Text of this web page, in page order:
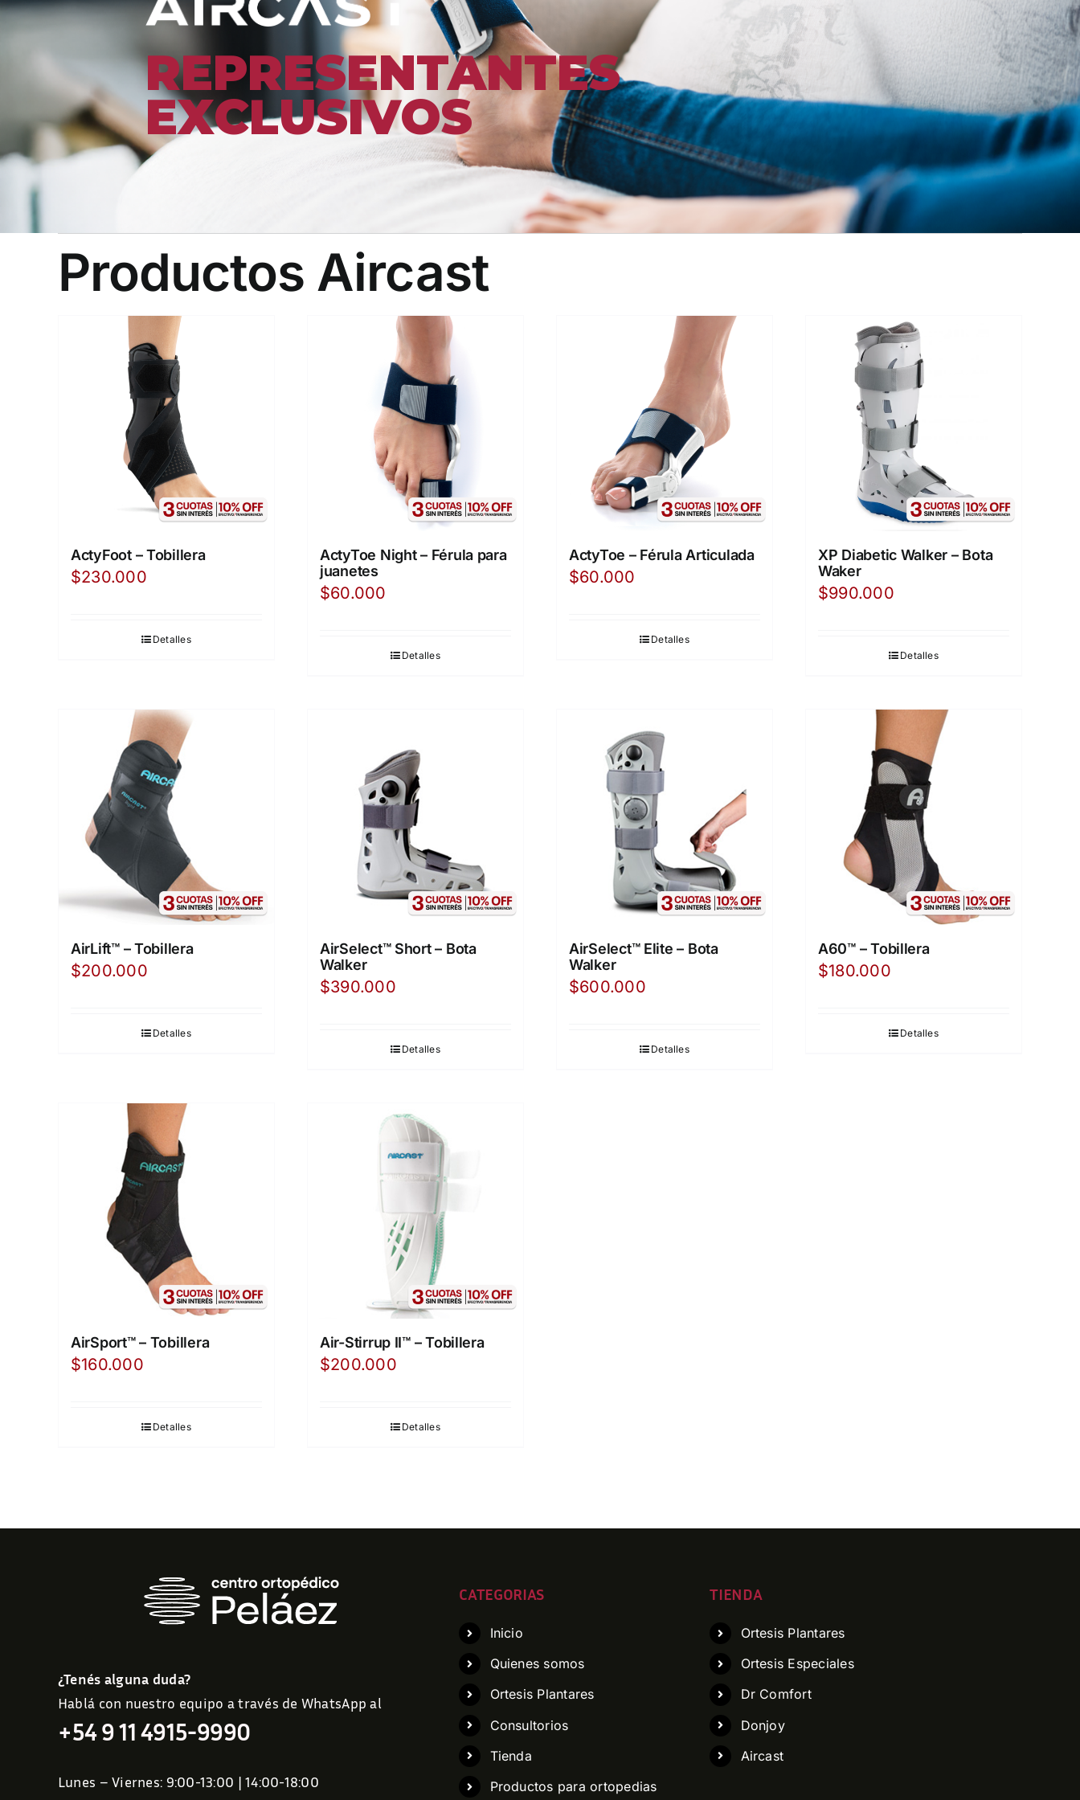
REPRESENTANTES
EXCLUSIVOS
Productos Aircast
ActyFoot – Tobillera
$230.000
Detalles
ActyToe Night – Férula para
juanetes
$60.000
Detalles
ActyToe – Férula Articulada
$60.000
Detalles
XP Diabetic Walker – Bota
Waker
$990.000
Detalles
AirLift™ – Tobillera
$200.000
Detalles
AirSelect™ Short – Bota
Walker
$390.000
Detalles
AirSelect™ Elite – Bota
Walker
$600.000
Detalles
A60™ – Tobillera
$180.000
Detalles
AirSport™ – Tobillera
$160.000
Detalles
Air-Stirrup II™ – Tobillera
$200.000
Detalles
¿Tenés alguna duda?
Hablá con nuestro equipo a través de WhatsApp al
+54 9 11 4915-9990
Lunes – Viernes: 9:00-13:00 | 14:00-18:00
CATEGORIAS
Inicio
Quienes somos
Ortesis Plantares
Consultorios
Tienda
Productos para ortopedias
TIENDA
Ortesis Plantares
Ortesis Especiales
Dr Comfort
Donjoy
Aircast